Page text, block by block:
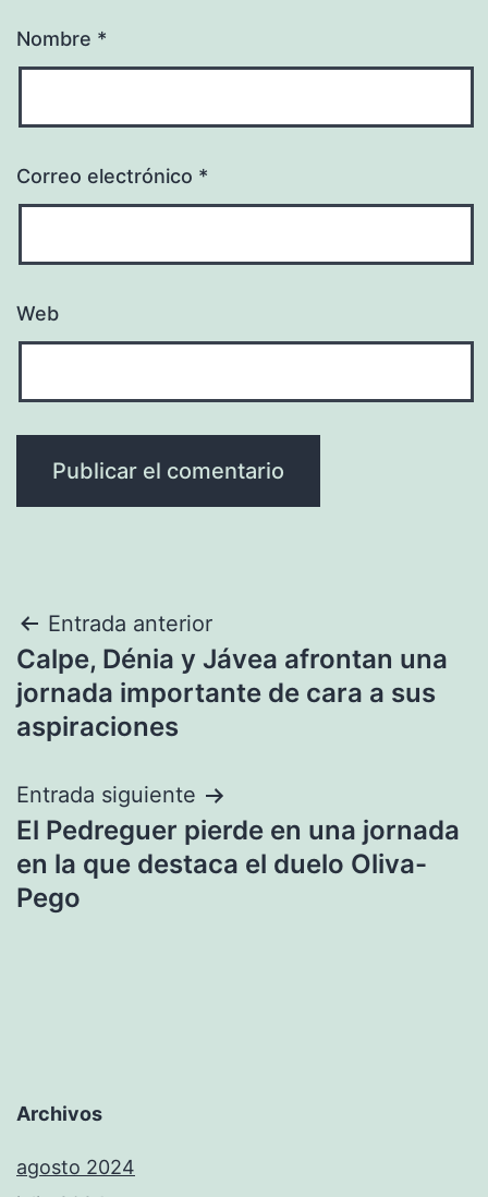
Nombre *
Correo electrónico *
Web
Navegación
de
entradas
Entrada anterior
Calpe, Dénia y Jávea afrontan una
jornada importante de cara a sus
aspiraciones
Entrada siguiente
El Pedreguer pierde en una jornada
en la que destaca el duelo Oliva-
Pego
Archivos
agosto 2024